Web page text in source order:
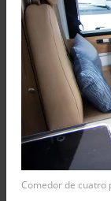
Comedor de cuatro